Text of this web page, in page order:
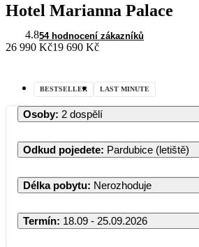
Hotel Marianna Palace
4.854 hodnocení zákazníků
26 990 Kč19 690 Kč
BESTSELLER LAST MINUTE
Osoby: 2 dospělí
Odkud pojedete: Pardubice (letiště)
Délka pobytu: Nerozhoduje
Termín: 18.09 - 25.09.2026